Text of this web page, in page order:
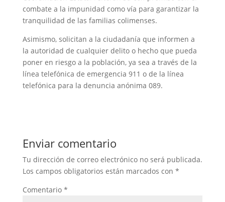
combate a la impunidad como vía para garantizar la
tranquilidad de las familias colimenses.
Asimismo, solicitan a la ciudadanía que informen a
la autoridad de cualquier delito o hecho que pueda
poner en riesgo a la población, ya sea a través de la
línea telefónica de emergencia 911 o de la línea
telefónica para la denuncia anónima 089.
Enviar comentario
Tu dirección de correo electrónico no será publicada.
Los campos obligatorios están marcados con *
Comentario *